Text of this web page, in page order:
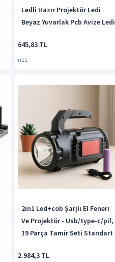
Ledli Hazır Projektör Ledi
Beyaz Yuvarlak Pcb Avize Ledi
645,83 TL
n11
2in1 Led+cob Şarjlı El Feneri
Ve Projektör - Usb/type-c/pil,
19 Parça Tamir Seti Standart
2.984,3 TL